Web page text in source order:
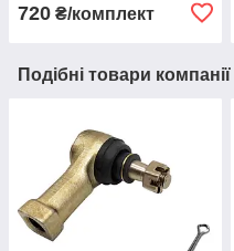
720 ₴/комплект
Подібні товари компанії